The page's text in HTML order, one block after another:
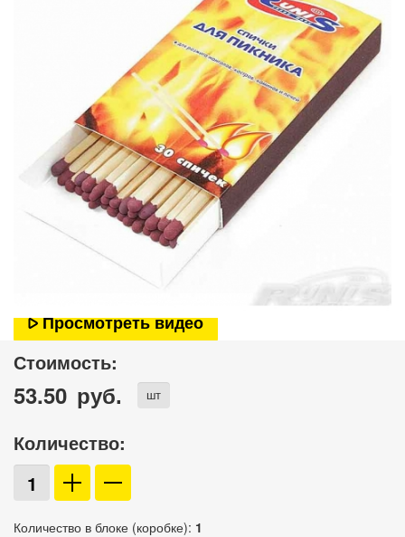
Просмотреть видео
Стоимость:
53.50 руб. шт
Количество:
Количество в блоке (коробке): 1